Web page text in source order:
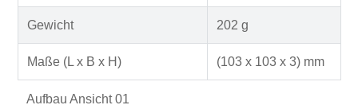
Gewicht 202 g
Maße (L x B x H) (103 x 103 x 3) mm
Aufbau Ansicht 01